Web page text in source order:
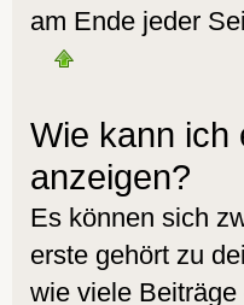
am Ende jeder
Wie kann ich
anzeigen?
Es können sich
erste gehört zu
wie viele